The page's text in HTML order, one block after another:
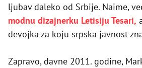
ljubav daleko od Srbije. Naime,
modnu dizajnerku Letisiju Tesari,
devojka za koju srpska javnost
Zapravo, davne 2011. godine,